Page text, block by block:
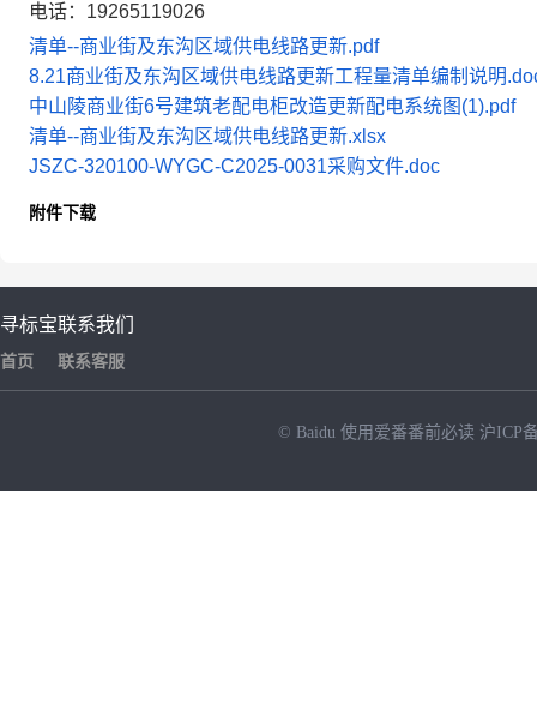
电话：19265119026
清单--商业街及东沟区域供电线路更新.pdf
8.21商业街及东沟区域供电线路更新工程量清单编制说明
中山陵商业街6号建筑老配电柜改造更新配电系统图(1).pdf
清单--商业街及东沟区域供电线路更新.xlsx
JSZC-320100-WYGC-C2025-0031采购文件.doc
附件下载
寻标宝
首页
联系我们
联系客服
© Baidu 使用爱番番前必读 沪ICP